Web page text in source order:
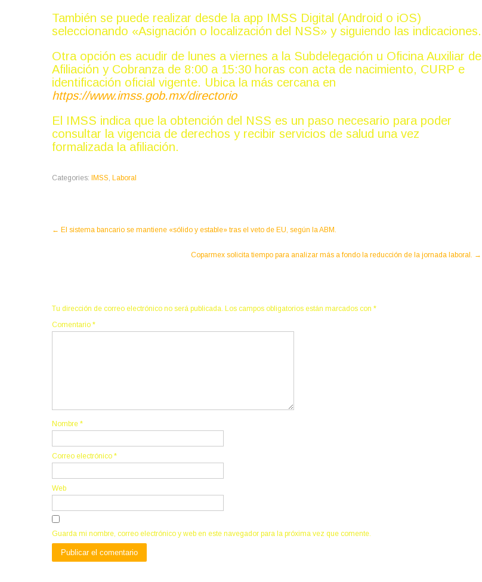
También se puede realizar desde la app IMSS Digital (Android o iOS)
seleccionando «Asignación o localización del NSS» y siguiendo las indicaciones.
Otra opción es acudir de lunes a viernes a la Subdelegación u Oficina Auxiliar de
Afiliación y Cobranza de 8:00 a 15:30 horas con acta de nacimiento, CURP e
identificación oficial vigente. Ubica la más cercana en
https://www.imss.gob.mx/directorio
El IMSS indica que la obtención del NSS es un paso necesario para poder
consultar la vigencia de derechos y recibir servicios de salud una vez
formalizada la afiliación.
Categories: IMSS, Laboral
← El sistema bancario se mantiene «sólido y estable» tras el veto de EU, según la ABM.
Coparmex solicita tiempo para analizar más a fondo la reducción de la jornada laboral. →
Tu dirección de correo electrónico no será publicada. Los campos obligatorios están marcados con *
Comentario *
Nombre *
Correo electrónico *
Web
Guarda mi nombre, correo electrónico y web en este navegador para la próxima vez que comente.